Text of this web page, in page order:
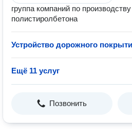
группа компаний по
полистиролбетона
Устройство дорожного
Ещё 11 услуг
Позвонить